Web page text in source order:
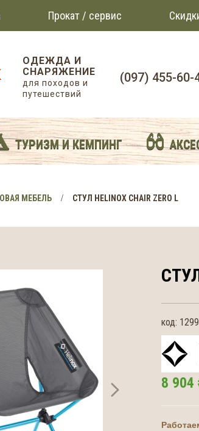
Прокат / сервис
ОДЕЖДА И
СНАРЯЖЕНИЕ
для походов и
путешествий
(097) 455-60-
ТУРИЗМ И КЕМПИНГ
МЕБЕЛЬ СТУЛ HELINOX CHAIR ZERO L
код:
8